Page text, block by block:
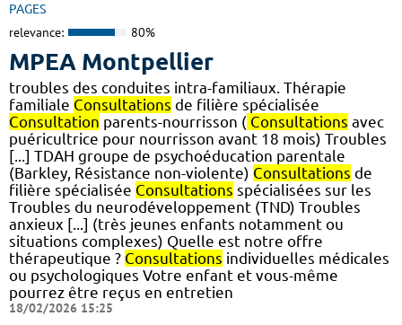
PAGES
relevance: 80%
MPEA Montpellier
troubles des conduites intra-familiaux. Thérapie
familiale Consultations de filière spécialisée
Consultation parents-nourrisson ( Consultations avec
puéricultrice pour nourrisson avant 18 mois) Troubles
[...] TDAH groupe de psychoéducation parentale
(Barkley, Résistance non-violente) Consultations de
filière spécialisée Consultations spécialisées sur les
Troubles du neurodéveloppement (TND) Troubles
anxieux [...] (très jeunes enfants notamment ou
situations complexes) Quelle est notre offre
thérapeutique ? Consultations individuelles médicales
ou psychologiques Votre enfant et vous-même
pourrez être reçus en entretien
18/02/2026 15:25